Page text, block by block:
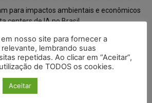
para impactos ambientais e econômicos
centers de IA no Brasil
das urnas eletrônicas tornam-se
digital e lacração
sobre constitucionalidade da proibição
Brasil
nosso site para fornecer a
lembrando suas
repetidas. Ao clicar em “Aceitar”,
de TODOS os cookies.
Aceitar